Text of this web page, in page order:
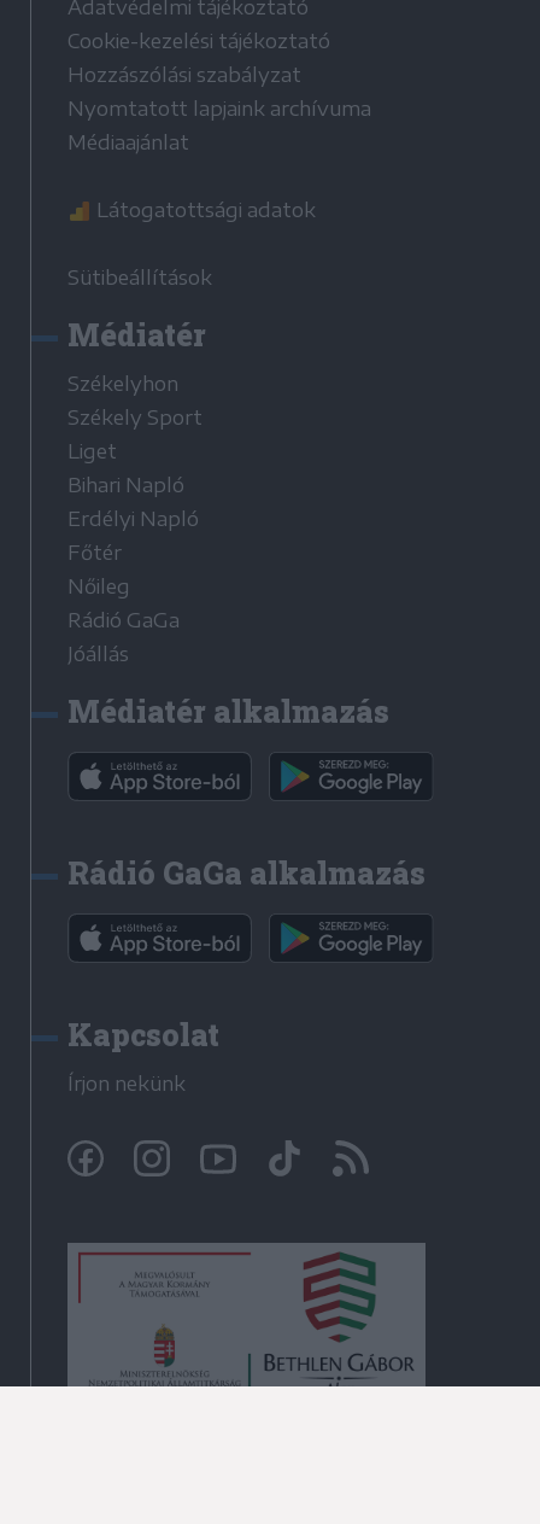
Adatvédelmi tájékoztató
Cookie-kezelési tájékoztató
Hozzászólási szabályzat
Nyomtatott lapjaink archívuma
Médiaajánlat
Látogatottsági adatok
Sütibeállítások
Médiatér
Székelyhon
Székely Sport
Liget
Bihari Napló
Erdélyi Napló
Főtér
Nőileg
Rádió GaGa
Jóállás
Médiatér alkalmazás
Rádió GaGa alkalmazás
Kapcsolat
Írjon nekünk